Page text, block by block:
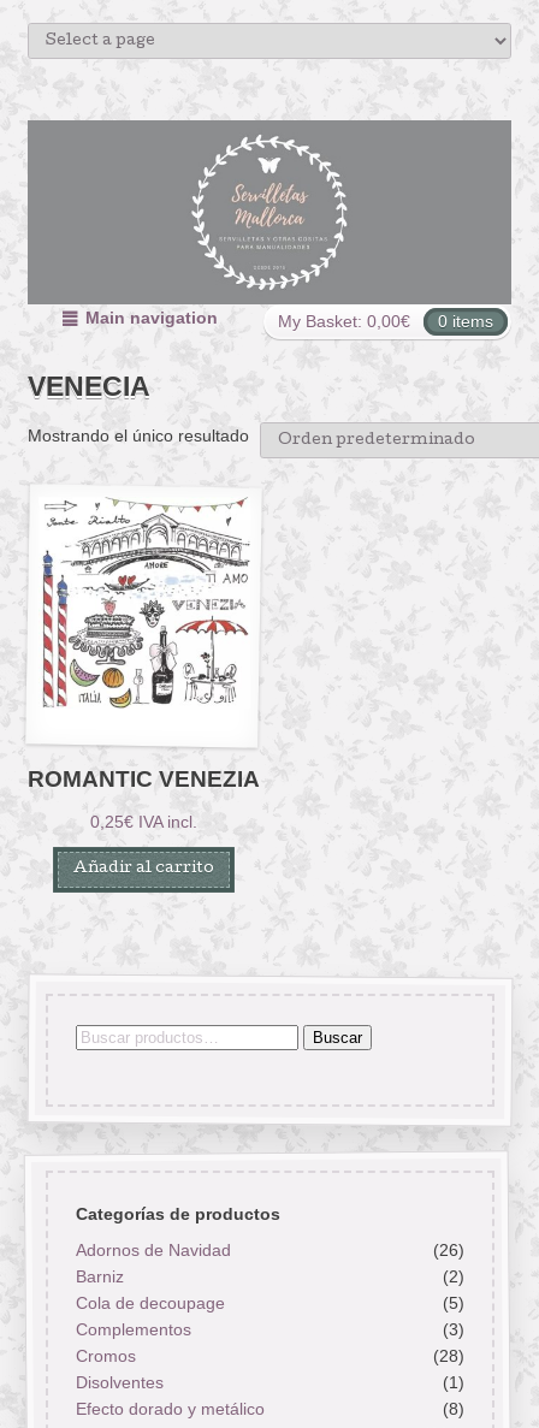
My Basket: 0,00€ 0 items
Main navigation
VENECIA
Mostrando el único resultado
ROMANTIC VENEZIA
0,25€ IVA incl.
Añadir al carrito
Buscar
Buscar
Categorías de productos
Adornos de Navidad
(26)
Barniz
(2)
Cola de decoupage
(5)
Complementos
(3)
Cromos
(28)
Disolventes
(1)
Efecto dorado y metálico
(8)